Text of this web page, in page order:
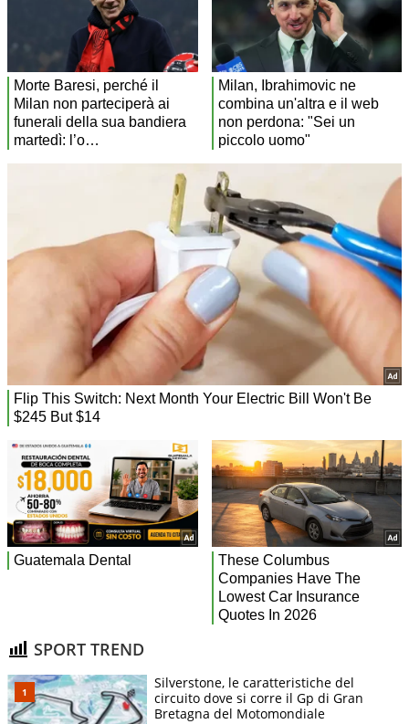
SPORT TREND
Silverstone, le caratteristiche del
circuito dove si corre il Gp di Gran
Bretagna del Motomondiale